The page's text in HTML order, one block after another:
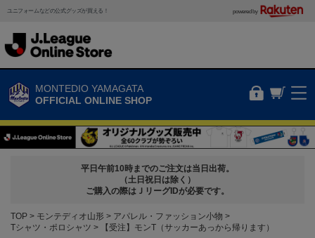
ユニフォームなどの公式グッズが買える！ powered by
MONTEDIO YAMAGATA
OFFICIAL ONLINE SHOP
平日午前10時までのご注文は当日出荷。
（土日祝日は除く）
ご購入の際はＪリーグIDが必要です。
TOP モンテディオ山形
アパレル・ファッション小物
Tシャツ・ポロシャツ
【受注】モンT（サッカーあっから帰ります）